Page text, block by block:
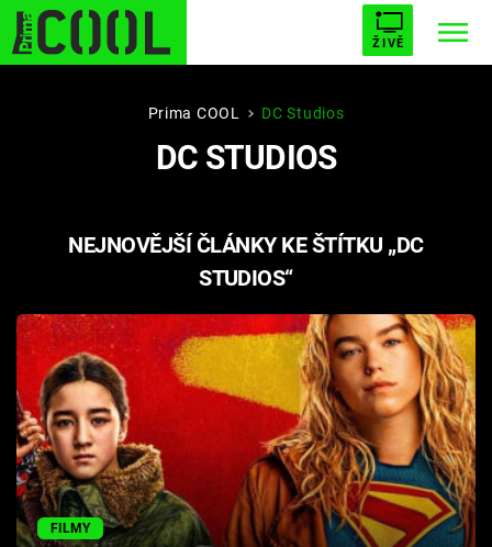
ŽIVĚ
STARHOUSE BUFFY, PŘEMOŽITELKA UPÍRŮ
PLNEJ KOTEL AVENGERS 5
Filmy
Seriály
Hry
Cool Esport
Prima COOL DC Studios
DC STUDIOS
NEJNOVĚJŠÍ ČLÁNKY KE ŠTÍTKU „DC
STUDIOS“
FILMY